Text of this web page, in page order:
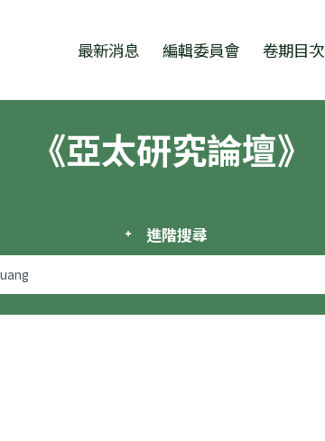
最新消息 編輯委員會 卷期目次
《亞太研究論壇》
進階搜尋